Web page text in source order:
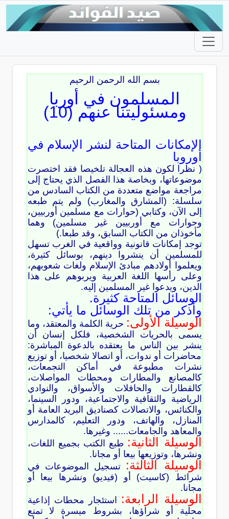
بسم الله الرحمن الرحيم
المسلمون في أوربا
ومسئوليتنا عنهم (10)
الإمكانات المتاحة لنشر الإسلام في
أوروبا
( نظرا لكون هذه العجالة تلخيصا فقد اختصرت
موضوعاتها، وبخاصة هذا الفصل الذي يحتاج إلى
مراجعة مواضع متعددة من الكتاب السادس من
سلسلة: (المشارق والمغارب) ولم يتم طبعه
إلى الآن، وكتابي (حوارات مع مسلمين أوربيين،
وحوارات مع أوربيين غير مسلمين) وهما
مأخوذان من الكتاب السابق، وقد طبعا.)
توجد إمكانات قانونية وواقعية في الغرب تسهل
للمسلمين أن ينشروا دينهم، بوسائل كثيرة،
ويعلموا أولادهم مبادئ الإسلام ولغات شعوبهم،
وعلى رأسها اللغة العربية ويربوهم على هذا
الدين، ويدعوا غير المسلمين إليه.
الوسائل المتاحة كثيرة.
وأذكر من تلك الوسائل ما يأتي:
الوسيلة الأولى: حرية الكلمة والمعتقد، وما
يسمى بالحريات الشخصية، فلكل إنسان أن
ينشر بين الناس ما يعتقده بالدعوة المباشرة:
محاضرات أو ندوات، أو اتصالا شخصيا، أو توزيع
نشرات مطبوعة في أماكن التجمعات،
كالمصانع والمطارات ومحطات المواصلات،
كالقطارات والحافلات والأسواق، والنوادي
الرياضية والثقافية والاجتماعية، ودور السينما،
والكنائس، والاتصالات كصناديق البريد العامة أو
المنازل، والهاتف، ودور التعليم، كالمدارس
والمعاهد والجامعات...... وغيرها.
الوسيلة الثانية: طبع الكتب بجميع اللغات،
ونشرها، وتوزيعها بيعا أو مجانا.
الوسيلة الثالثة: تسجيل الموضوعات في
شرائط (كاسيت) أو (فيديو) ونشرها بيعا أو
مجانا.
الوسيلة الرابعة: استئجار محطات إذاعية
محلية أو شراؤها، بشروط ميسرة لا تمنع